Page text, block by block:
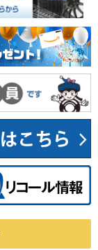
とつYOKOHAMA
、タイヤをはじめ、
製品を世に送り出し
のチューブレスタイ
、新しい価値を創り
ミシュラン)。
性、快適性、耐久性
、世界のさまざまな
して採用されていま